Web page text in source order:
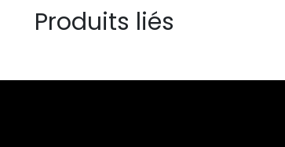
Produits liés